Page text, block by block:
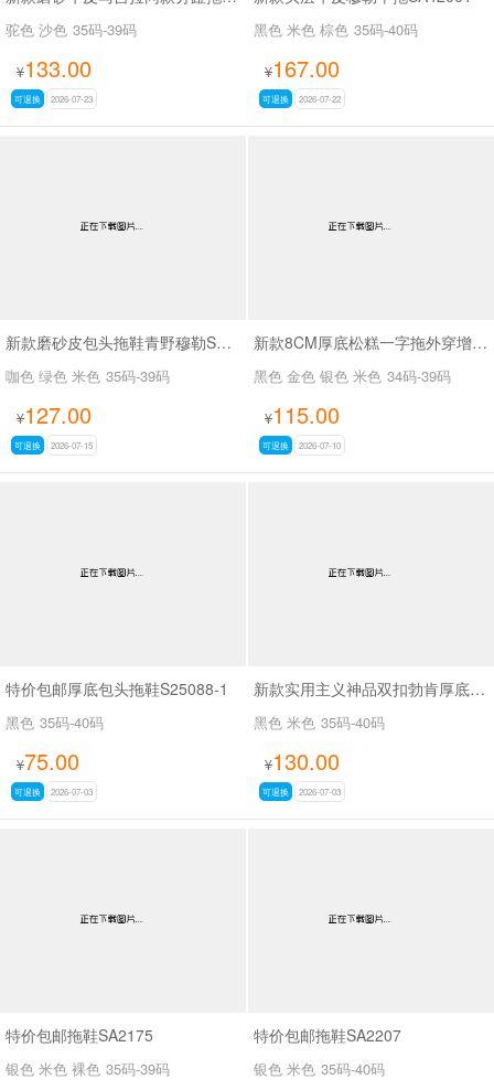
驼色 沙色 35码-39码
¥133.00
可退换 2026-07-23
黑色 米色 棕色 35码-40码
¥167.00
可退换 2026-07-22
新款磨砂皮包头拖鞋青野穆勒SA7129
咖色 绿色 米色 35码-39码
¥127.00
可退换 2026-07-15
新款8CM厚底松糕一字拖外穿增高沙滩拖鞋SA2670
黑色 金色 银色 米色 34码-39码
¥115.00
可退换 2026-07-10
特价包邮厚底包头拖鞋S25088-1
黑色 35码-40码
¥75.00
可退换 2026-07-03
新款实用主义神品双扣勃肯厚底拖鞋SA7128
黑色 米色 35码-40码
¥130.00
可退换 2026-07-03
特价包邮拖鞋SA2175
银色 米色 裸色 35码-39码
特价包邮拖鞋SA2207
银色 米色 35码-40码